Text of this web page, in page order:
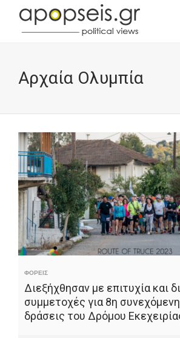
Αρχαία Ολυμπία
ΦΟΡΕΙΣ
Διεξήχθησαν με επιτυχία και
συμμετοχές για 8η συνεχόμενη
δράσεις του Δρόμου